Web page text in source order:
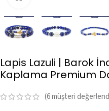
Lapis Lazuli | Barok
Kaplama Premium
(6müşteri